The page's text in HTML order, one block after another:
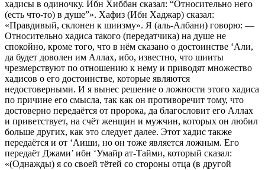
хадисы в одиночку. Ибн Хиббан сказал: “Относительно него
(есть что-то) в душе”». Хафиз (Ибн Хаджар) сказал:
«Правдивый, склонен к шиизму». Я (аль-Албани) говорю: —
Относительно хадиса такого (передатчика) на душе не
спокойно, кроме того, что в нём сказано о достоинстве ‘Али,
да будет доволен им Аллах, ибо, известно, что шииты
чрезмерствуют по отношению к нему и приводят множество
хадисов о его достоинстве, которые являются
недостоверными. И я вынес решение о ложности этого хадиса
по причине его смысла, так как он противоречит тому, что
достоверно передаётся от пророка, да благословит его Аллах
и приветствует, на счёт женщин и мужчин, которых он любил
больше других, как это следует далее. Этот хадис также
передаётся и от ‘Аиши, но он тоже является ложным. Его
передаёт Джами’ ибн ‘Умайр ат-Тайми, который сказал:
«(Однажды) я со своей тётей со стороны отца (в другой